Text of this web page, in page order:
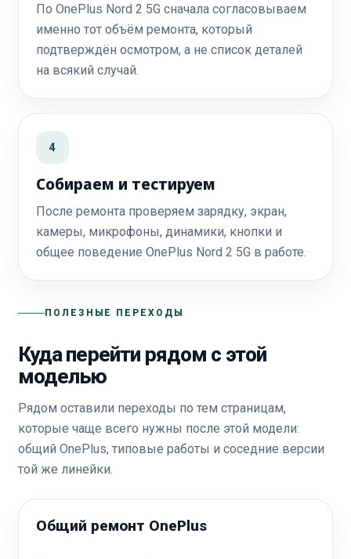
По OnePlus Nord 2 5G сначала согласовываем
именно тот объём ремонта, который
подтверждён осмотром, а не список деталей
на всякий случай.
4
Собираем и тестируем
После ремонта проверяем зарядку, экран,
камеры, микрофоны, динамики, кнопки и
общее поведение OnePlus Nord 2 5G в работе.
ПОЛЕЗНЫЕ ПЕРЕХОДЫ
Куда перейти рядом с этой
моделью
Рядом оставили переходы по тем страницам,
которые чаще всего нужны после этой модели:
общий OnePlus, типовые работы и соседние версии
той же линейки.
Общий ремонт OnePlus